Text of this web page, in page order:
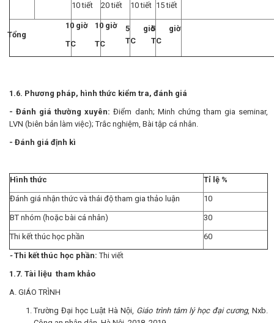
10 tiết 20 tiết 10 tiết 15 tiết
Tổng
10 giờ
TC
10 giờ
TC
5 giờ
TC
5 giờ
TC
1.6. Phương pháp, hình thức kiểm tra, đánh giá
- Đánh giá thường xuyên:Điểm danh; Minh chứng tham gia seminar,
LVN (biên bản làm việc); Trắc nghiệm, Bài tập cá nhân.
- Đánh giá định kì
Hình thức Tỉ lệ %
Đánh giá nhận thức và thái độ tham gia thảo luận 10
BT nhóm (hoặc bài cá nhân) 30
Thi kết thúc học phần 60
-Thi kết thúc học phần:Thi viết
1.7. Tài liệu tham khảo
A. GIÁO TRÌNH
Trường Đại học Luật Hà Nội, Giáo trình tâm lý học đại cương, Nxb.